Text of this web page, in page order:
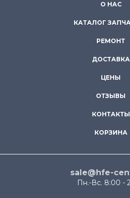
О НАС
КАТАЛОГ
РЕМОНТ
ДОСТАВКА
ЦЕНЫ
ОТЗЫВЫ
КОНТАКТЫ
КОРЗИНА
sale@hfe-
Пн.-Вс. 8:00 -